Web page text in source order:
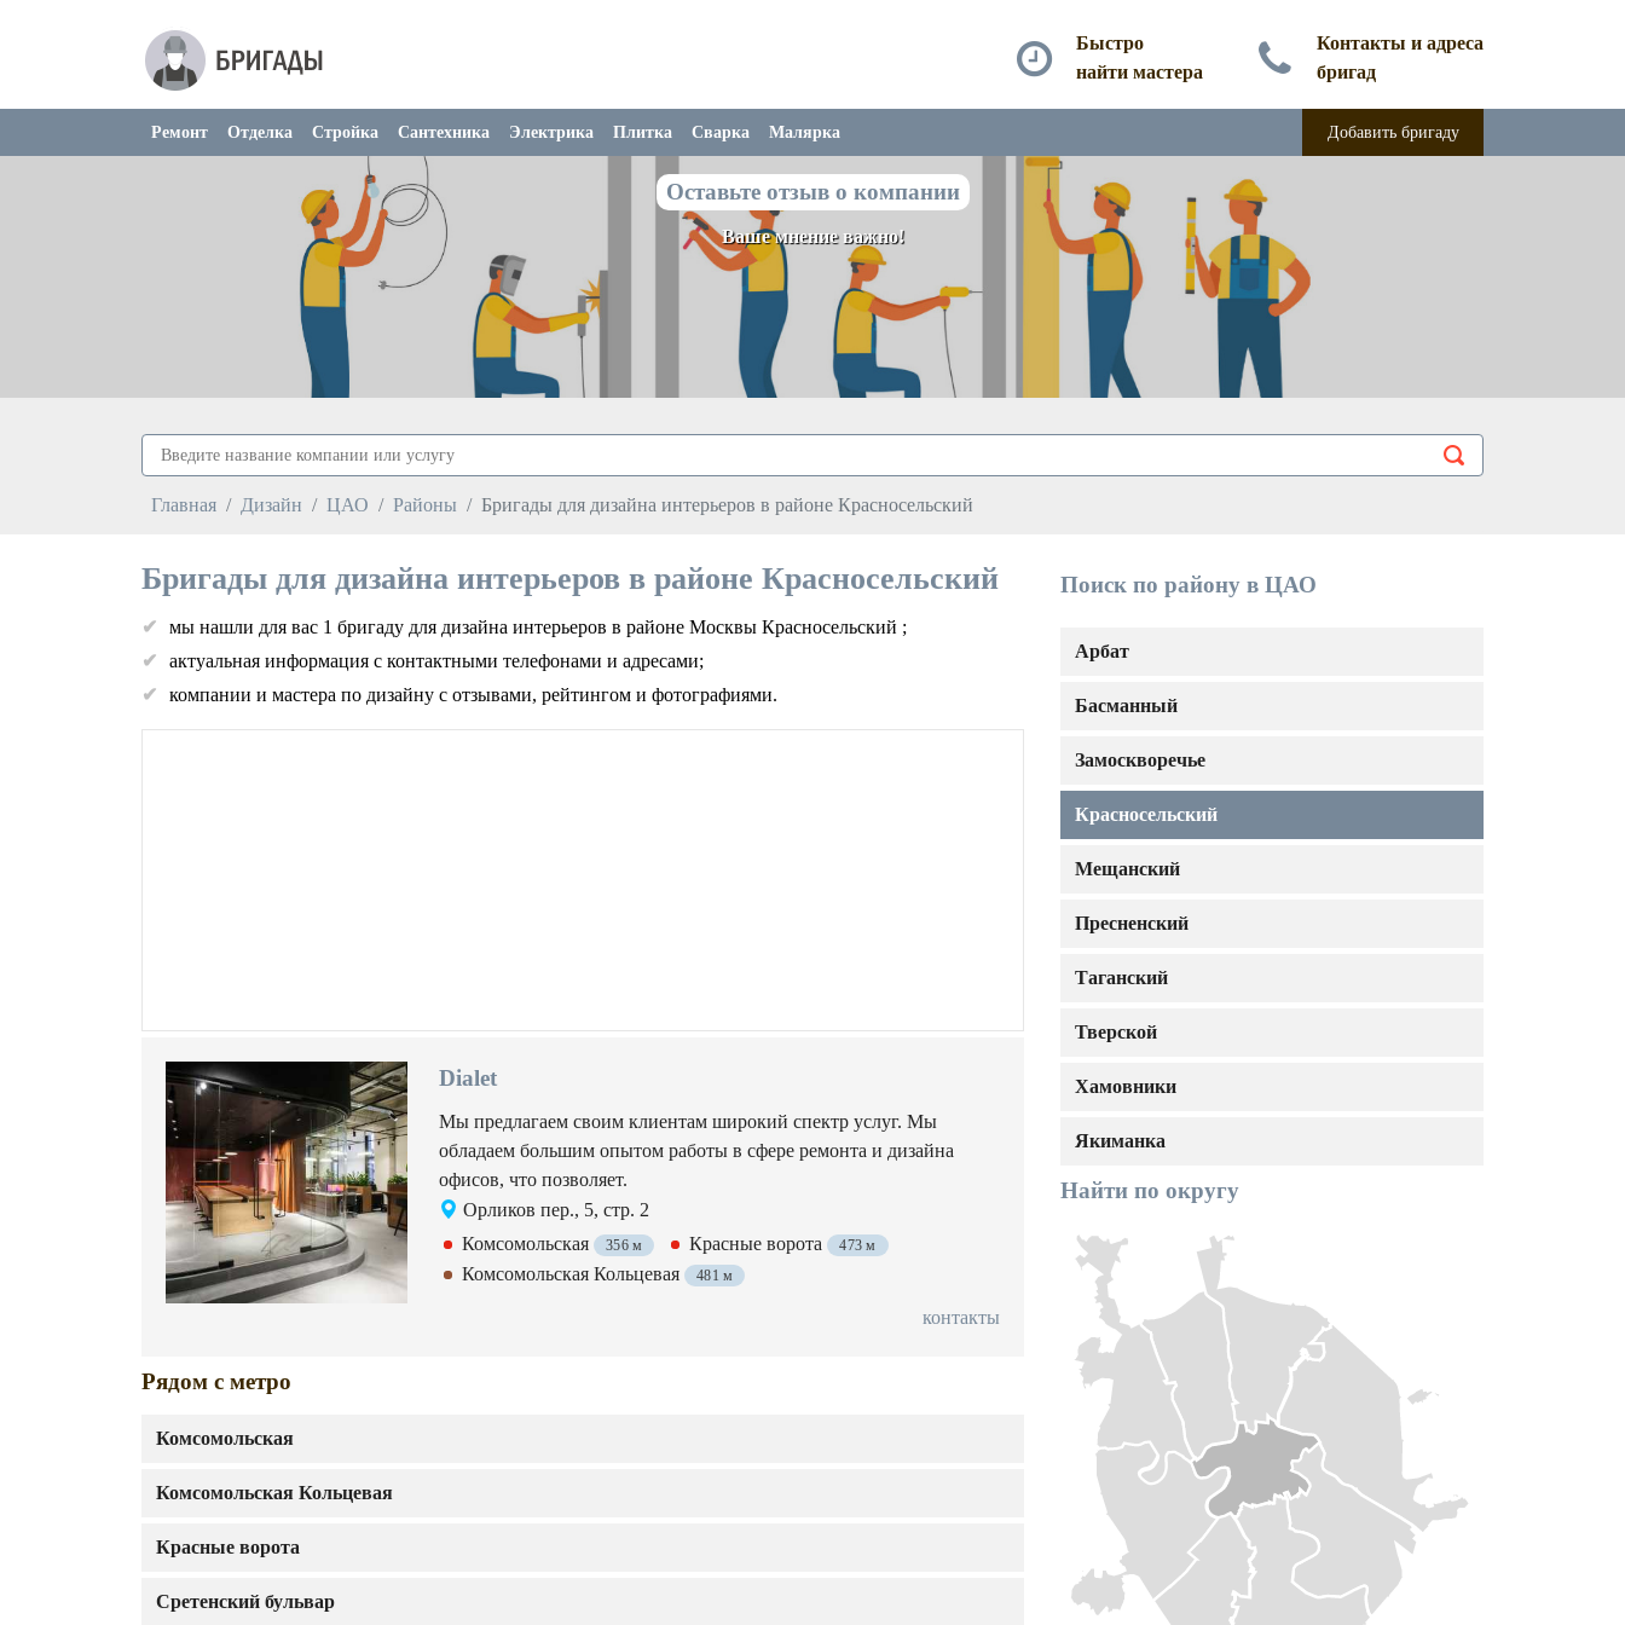
Быстро
найти мастера
Контакты и адреса
бригад
Ремонт Отделка Стройка Сантехника Электрика Плитка Сварка Малярка Добавить бригаду
Оставьте отзыв о компании
Ваше мнение важно!
Главная Дизайн ЦАО Районы Бригады для дизайна интерьеров в районе Красносельский
Поиск по району в ЦАО
Арбат
Басманный
Замоскворечье
Красносельский
Мещанский
Пресненский
Таганский
Тверской
Хамовники
Якиманка
Найти по округу
Бригады для дизайна интерьеров в районе Красносельский
мы нашли для вас 1 бригаду для дизайна интерьеров в районе Москвы Красносельский ;
актуальная информация с контактными телефонами и адресами;
компании и мастера по дизайну с отзывами, рейтингом и фотографиями.
Dialet
Мы предлагаем своим клиентам широкий спектр услуг. Мы
обладаем большим опытом работы в сфере ремонта и дизайна
офисов, что позволяет.
Орликов пер., 5, стр. 2
Комсомольская
356 м Красные ворота 473 м
Комсомольская Кольцевая 481 м
контакты
Рядом с метро
Комсомольская
Комсомольская Кольцевая
Красные ворота
Сретенский бульвар